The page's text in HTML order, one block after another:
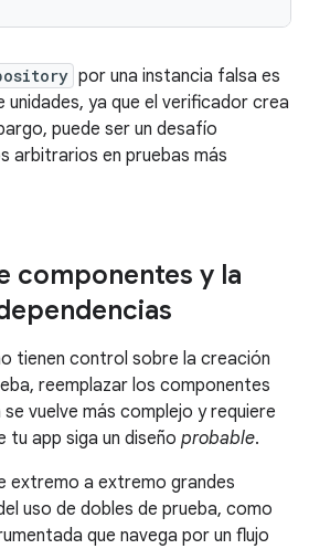
por una instancia falsa es
unidades, ya que el verificador crea
puede ser un desafío
arbitrarios en pruebas más
componentes y la
tienen control sobre la creación
reemplazar los componentes
vuelve más complejo y requiere
tu app siga un diseño probable.
extremo a extremo grandes
uso de dobles de prueba, como
que navega por un flujo